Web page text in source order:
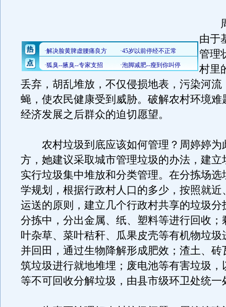
周
由于
管理
村里
丢弃，胡乱堆放，不仅侵损地表，污染河流
蝇，使农民健康受到威胁。破解农村环境难
经济发展之后群众的迫切愿望。
农村垃圾到底应该如何管理？周婷婷为
方，她建议采取城市管理垃圾的办法，建立
实行垃圾集中堆放和分类管理。在分拣场选
学规划，根据行政村人口的多少，按照就近
运送的原则，建立几个行政村共享的垃圾分
分拣中，分出金属、纸、塑料等进行回收；
叶杂草、菜叶秸秆、瓜果皮壳等有机物垃圾
并回田，通过生物降解形成肥效；渣土、砖
筑垃圾进行就地堆埋；废电池等有害垃圾，
等不可回收分解垃圾，由县市级环卫处统一